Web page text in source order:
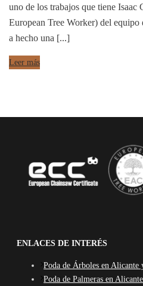
uno de los trabajos que tiene Isaac
European Tree Worker) del
a hecho una [...]
Leer más
ENLACES DE INTERÉS
Poda de Árboles en Alicante
Poda de Palmeras en